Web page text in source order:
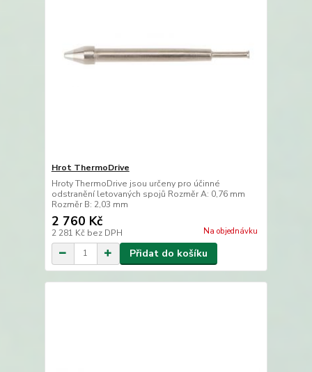
Hrot ThermoDrive
Hroty ThermoDrive jsou určeny pro účinné
odstranění letovaných spojů Rozměr A: 0,76 mm
Rozměr B: 2,03 mm
2 760 Kč
2 281 Kč bez DPH Na objednávku
Přidat do košíku